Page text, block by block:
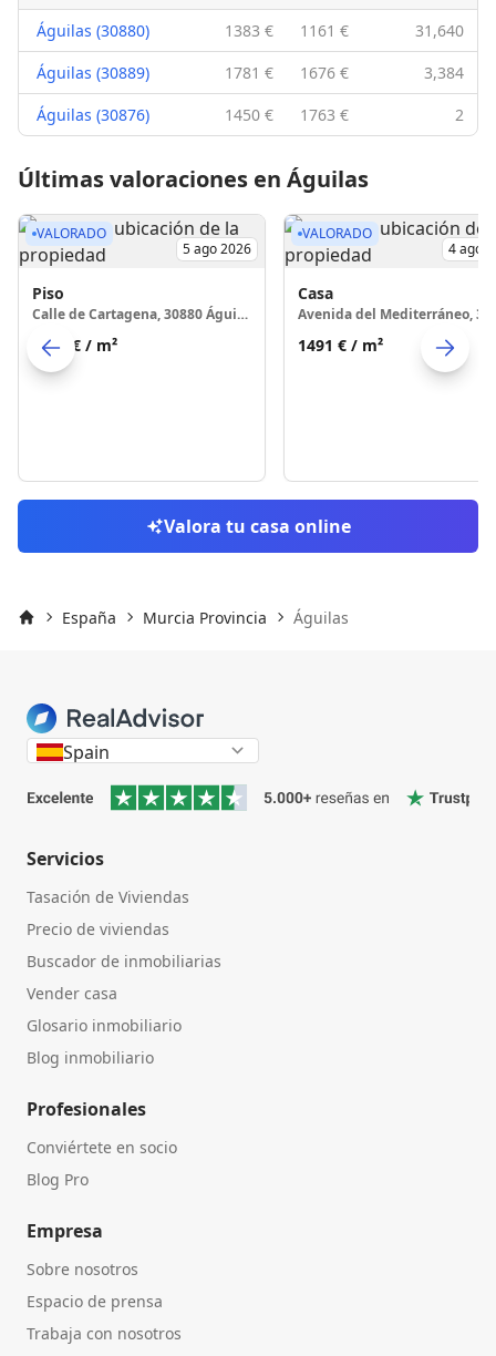
Águilas (30880)
1383 € 1161 €
31,640
Águilas (30889)
1781 € 1676 €
3,384
Águilas (30876)
1450 € 1763 € 2
Últimas valoraciones en Águilas
VALORADO
5 ago 2026
Piso
Calle de Cartagena, 30880 Águilas
1640 € / m²
VALORADO
4 ago
Casa
1491 € / m²
Valora tu casa online
España Murcia Provincia Águilas
Spain
Servicios
Tasación de Viviendas
Precio de viviendas
Buscador de inmobiliarias
Vender casa
Glosario inmobiliario
Blog inmobiliario
Profesionales
Conviértete en socio
Blog Pro
Empresa
Sobre nosotros
Espacio de prensa
Trabaja con nosotros